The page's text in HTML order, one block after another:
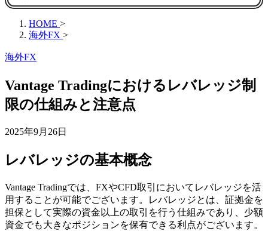
HOME >
海外FX >
海外FX
Vantage Tradingにおけるレバレッジ制
限の仕組みと注意点
2025年9月26日
レバレッジの基本概念
Vantage Tradingでは、FXやCFD取引においてレバレッジを活
用することが可能でございます。レバレッジとは、証拠金を
担保として実際の資金以上の取引を行う仕組みであり、少額
資金でも大きなポジションを保有できる利点がございます。